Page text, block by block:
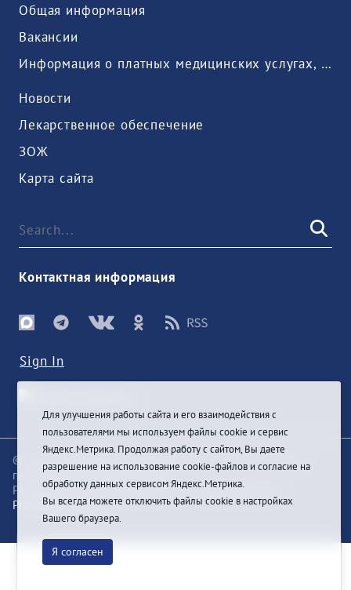
Общая информация
Вакансии
Информация о платных медицинских услугах, предоставляемых медицинской организацией
Новости
Лекарственное обеспечение
ЗОЖ
Карта сайта
Контактная информация
Sign In
© При цитировании информации с сайта ссылка на
первоисточник обязательна
Разработка и техподдержка сайта Bars-Penza &
Pragmatic Studio
Для улучшения работы сайта и его взаимодействия с
пользователями мы используем файлы cookie и сервис
Яндекс.Метрика. Продолжая работу с сайтом, Вы даете
разрешение на использование cookie-файлов и согласие на
обработку данных сервисом Яндекс.Метрика.
Вы всегда можете отключить файлы cookie в настройках
Вашего браузера.
Я согласен